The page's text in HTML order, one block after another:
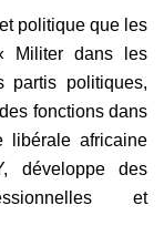
politique que les
Militer dans les
partis politiques,
fonctions dans
libérale africaine
développe des
et